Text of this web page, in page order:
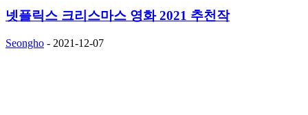
넷플릭스 크리스마스 영화 2021 추천작
Seongho - 2021-12-07